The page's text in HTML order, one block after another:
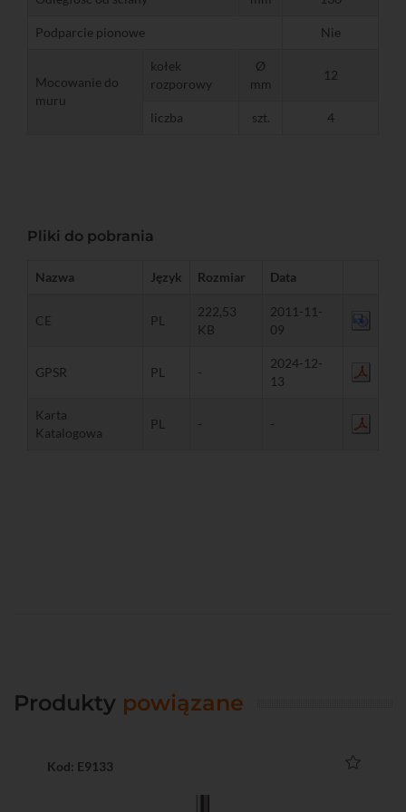
Podparcie pionowe Nie
Mocowanie do
muru
kołek
rozporowy
Ø
mm
12
liczba szt. 4
Pliki do pobrania
Nazwa Język Rozmiar Data
CE PL
222,53
KB
2011-11-
09
GPSR PL -
2024-12-
13
Karta
Katalogowa
PL - -
Produkty powiązane
Kod: E9133